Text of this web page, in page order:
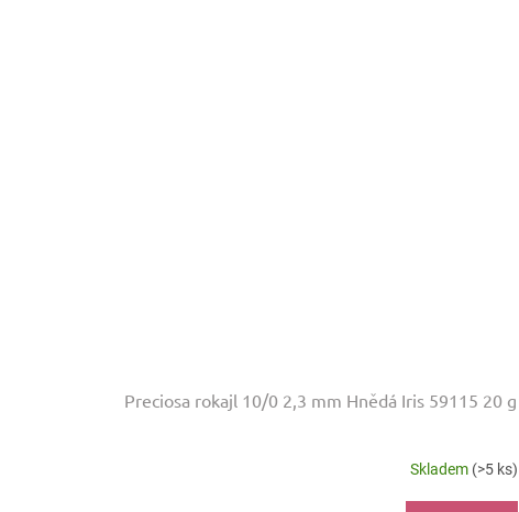
Preciosa rokajl 10/0 2,3 mm Hnědá Iris 59115 20 g
Skladem (>5 ks)